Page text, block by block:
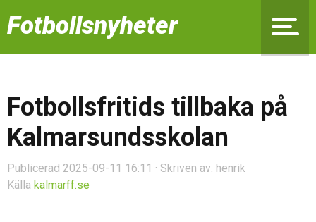
Fotbollsnyheter
Fotbollsfritids tillbaka på
Kalmarsundsskolan
Publicerad 2025-09-11 16:11 · Skriven av: henrik
Källa kalmarff.se